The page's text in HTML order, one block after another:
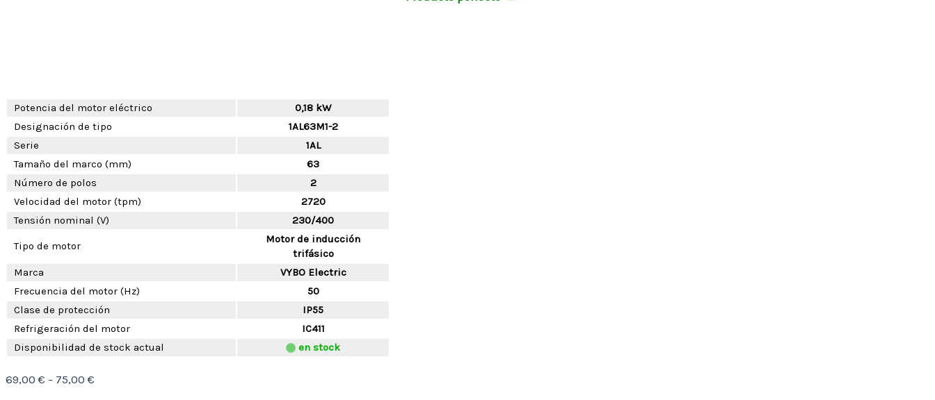
Potencia del motor eléctrico
0,18 kW
Designación de tipo
1AL63M1-2
Serie
1AL
Tamaño del marco (mm)
63
Número de polos
2
Velocidad del motor (tpm)
2720
Tensión nominal (V)
230/400
Tipo de motor
Motor de inducción
trifásico
Marca
VYBO Electric
Frecuencia del motor (Hz)
50
Clase de protección
IP55
Refrigeración del motor
IC411
Disponibilidad de stock actual
en stock
69,00 € - 75,00 €